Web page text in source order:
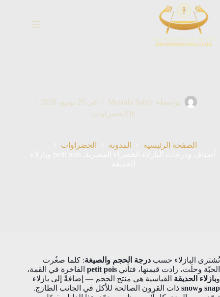
المحتوى
بواسطة Mostafa Sabry في 29 يونيو، 2026
In
الخضراوات
الصفحة الرئيسية المدونة
الخضراوات
تُشترى البازلاء حسب درجة الحجم والصيغة: كلما صغُرت
الحبّة وحلَت، زادت قيمتها، فتأتي petit pois الفاخرة في القمة،
وبازلاء الحديقة القياسية هي منتج الحجم — إضافةً إلى بازلاء
snap وsnow
ذات القرون الصالحة للأكل في الجانب الطازج.